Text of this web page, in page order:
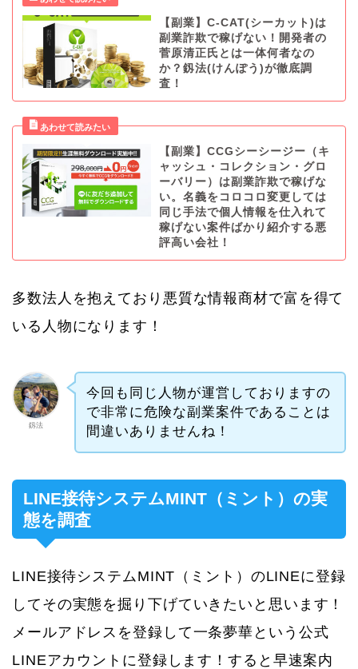
【副業】C-CAT(シーカット)は
副業詐欺で稼げない！開発者の
菅原清正氏とは一体何者なの
か？釼法(けんぽう)が徹底調
査！
【副業】CCGシーシージー（キ
ャッシュ・コレクション・グロ
ーバリー）は副業詐欺で稼げな
い。名義をコロコロ変更しては
同じ手法で個人情報を仕入れて
稼げない案件ばかり紹介する悪
評高い会社！
多数法人を抱えており悪質な情報商材で富を得て
いる人物になります！
釼法
今回も同じ人物が運営しておりますの
で非常に危険な副業案件であることは
間違いありませんね！
LINE接待システムMINT（ミント）の実
態を調査
LINE接待システムMINT（ミント）のLINEに登録
してその実態を掘り下げていきたいと思います！
メールアドレスを登録して一条夢華という公式
LINEアカウントに登録します！すると早速案内